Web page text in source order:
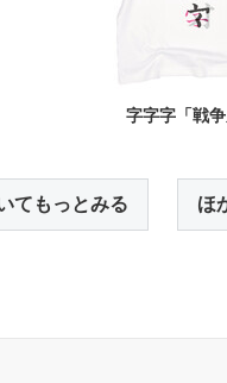
字字字「戦争
てもっとみる ほ